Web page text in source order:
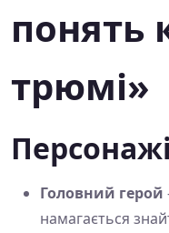
понять
трюмі»
Персонажі
Головний герой
намагається